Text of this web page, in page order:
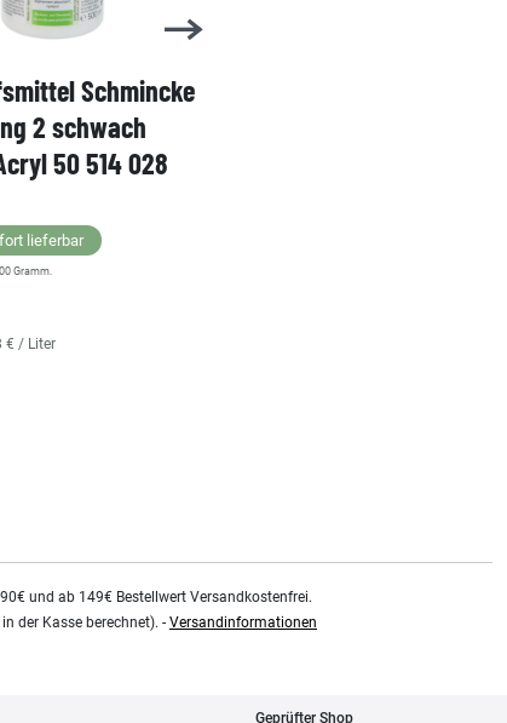
Schmincke
2 schwach
50 514 028
lieferbar
Gramm.
€ / Liter
und ab 149€ Bestellwert Versandkostenfrei.
der Kasse berechnet). - Versandinformationen
Geprüfter Shop